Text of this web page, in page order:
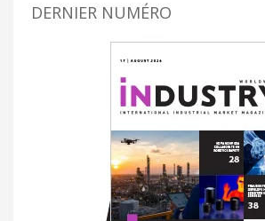
DERNIER NUMÉRO